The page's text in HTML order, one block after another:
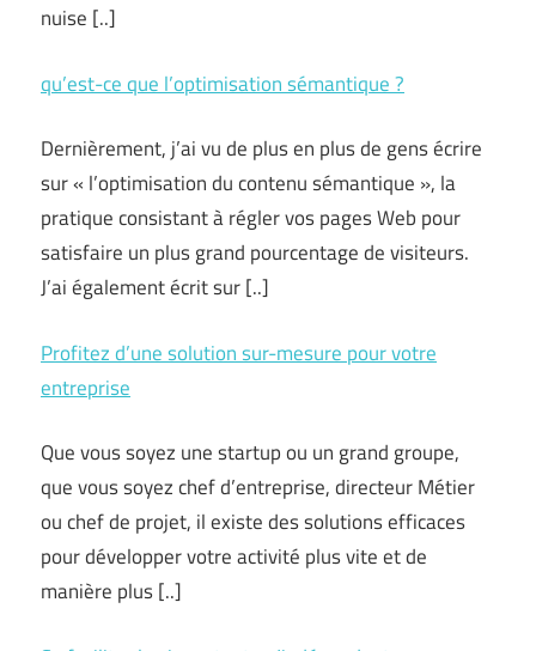
nuise [..]
qu’est-ce que l’optimisation sémantique ?
Dernièrement, j’ai vu de plus en plus de gens écrire
sur « l’optimisation du contenu sémantique », la
pratique consistant à régler vos pages Web pour
satisfaire un plus grand pourcentage de visiteurs.
J’ai également écrit sur [..]
Profitez d’une solution sur-mesure pour votre
entreprise
Que vous soyez une startup ou un grand groupe,
que vous soyez chef d’entreprise, directeur Métier
ou chef de projet, il existe des solutions efficaces
pour développer votre activité plus vite et de
manière plus [..]